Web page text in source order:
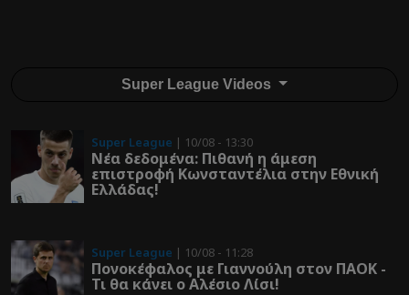
Super League Videos
Super League | 10/08 - 13:30
Νέα δεδομένα: Πιθανή η άμεση
επιστροφή Κωνσταντέλια στην Εθνική
Ελλάδας!
Super League | 10/08 - 11:28
Πονοκέφαλος με Γιαννούλη στον ΠΑΟΚ -
Τι θα κάνει ο Αλέσιο Λίσι!